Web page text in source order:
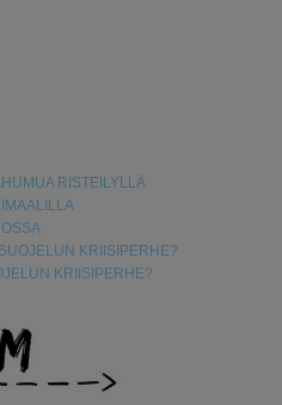
RISTEILYLLÄ
KRIISIPERHE?
KRIISIPERHE?